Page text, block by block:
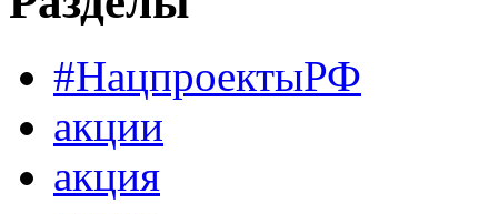
#НацпроектыРФ
акции
акция